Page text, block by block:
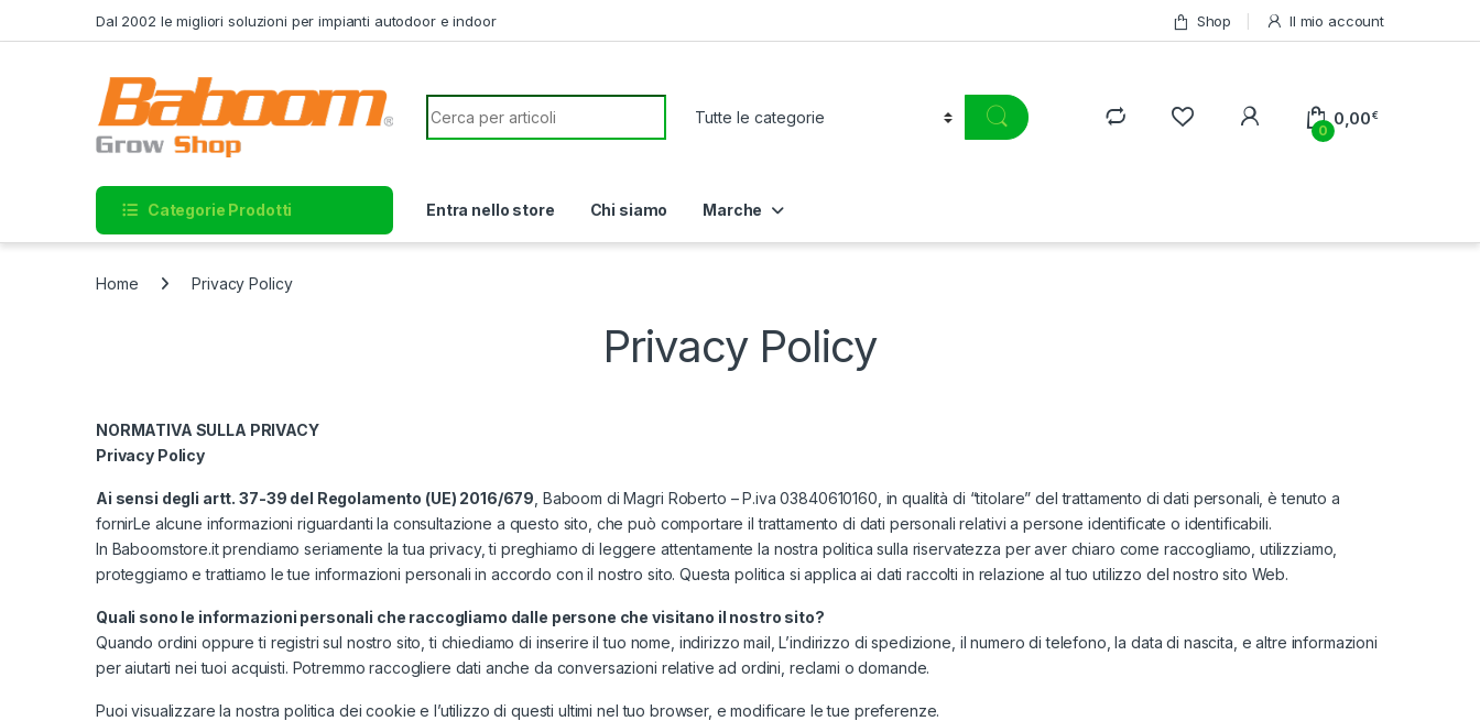
Dal 2002 le migliori soluzioni per impianti autodoor e indoor Shop Il mio account
Search for:
0
0,00€
Categorie Prodotti Entra nello store Chi siamo Marche
Home Privacy Policy
Privacy Policy
NORMATIVA SULLA PRIVACY
Privacy Policy
Ai sensi degli artt. 37-39 del Regolamento (UE) 2016/679 , Baboom di Magri Roberto – P.iva 03840610160, in qualità di “titolare” del trattamento di dati personali, è tenuto a
fornirLe alcune informazioni riguardanti la consultazione a questo sito, che può comportare il trattamento di dati personali relativi a persone identificate o identificabili.
In Baboomstore.it prendiamo seriamente la tua privacy, ti preghiamo di leggere attentamente la nostra politica sulla riservatezza per aver chiaro come raccogliamo, utilizziamo,
proteggiamo e trattiamo le tue informazioni personali in accordo con il nostro sito. Questa politica si applica ai dati raccolti in relazione al tuo utilizzo del nostro sito Web.
Quali sono le informazioni personali che raccogliamo dalle persone che visitano il nostro sito?
Quando ordini oppure ti registri sul nostro sito, ti chiediamo di inserire il tuo nome, indirizzo mail, L’indirizzo di spedizione, il numero di telefono, la data di nascita, e altre informazioni
per aiutarti nei tuoi acquisti. Potremmo raccogliere dati anche da conversazioni relative ad ordini, reclami o domande.
Puoi visualizzare la nostra politica dei cookie e l’utilizzo di questi ultimi nel tuo browser, e modificare le tue preferenze.